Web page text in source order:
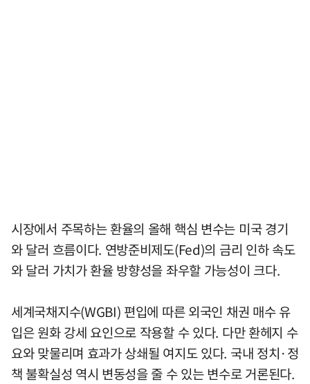
시장에서 주목하는 환율의 올해 핵심 변수는 미국 경기
와 달러 흐름이다. 연방준비제도(Fed)의 금리 인하 속도
와 달러 가치가 환율 방향성을 좌우할 가능성이 크다.
세계국채지수(WGBI) 편입에 따른 외국인 채권 매수 유
입은 원화 강세 요인으로 작용할 수 있다. 다만 환헤지 수
요와 맞물리며 효과가 상쇄될 여지도 있다. 국내 정치·정
책 불확실성 역시 변동성을 줄 수 있는 변수로 거론된다.